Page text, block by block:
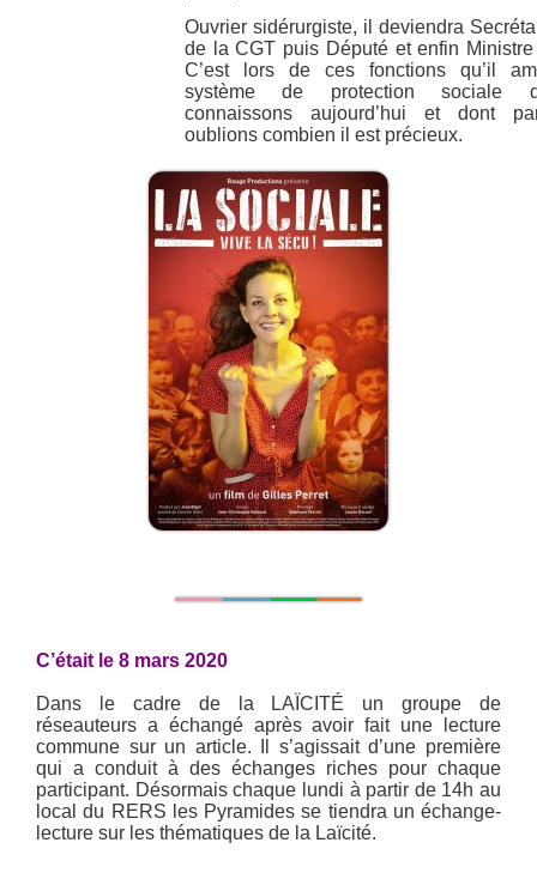
Ouvrier sidérurgiste, il deviendra
de la CGT puis Député et enfin
C’est lors de ces fonctions qu’il
système de protection sociale
connaissons aujourd’hui et dont
oublions combien il est précieux.
C’était le 8 mars 2020
Dans le cadre de la LAÏCITÉ un groupe de
réseauteurs a échangé après avoir fait une lecture
commune sur un article. Il s’agissait d’une première
qui a conduit à des échanges riches pour chaque
participant. Désormais chaque lundi à partir de 14h au
local du RERS les Pyramides se tiendra un échange-
lecture sur les thématiques de la Laïcité.